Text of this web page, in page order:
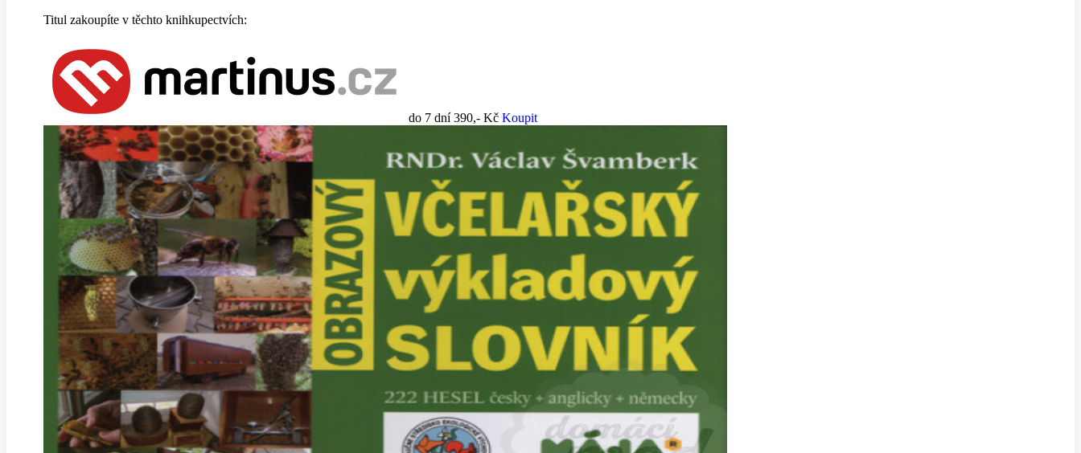
Titul zakoupíte v těchto knihkupectvích:
do 7 dní 390,- Kč Koupit